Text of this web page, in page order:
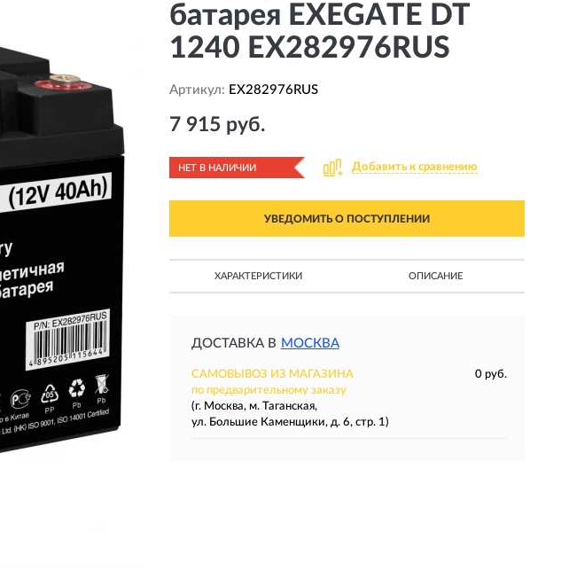
батарея EXEGATE DT
1240 EX282976RUS
Артикул: EX282976RUS
7 915 руб.
НЕТ В НАЛИЧИИ Добавить к сравнению
УВЕДОМИТЬ О ПОСТУПЛЕНИИ
ХАРАКТЕРИСТИКИ ОПИСАНИЕ
ДОСТАВКА В МОСКВА
САМОВЫВОЗ ИЗ МАГАЗИНА
0 руб.
по предварительному заказу
(г. Москва, м. Таганская,
ул. Большие Каменщики, д. 6, стр. 1)